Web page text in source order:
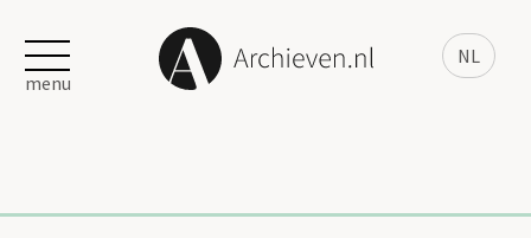
NL
menu